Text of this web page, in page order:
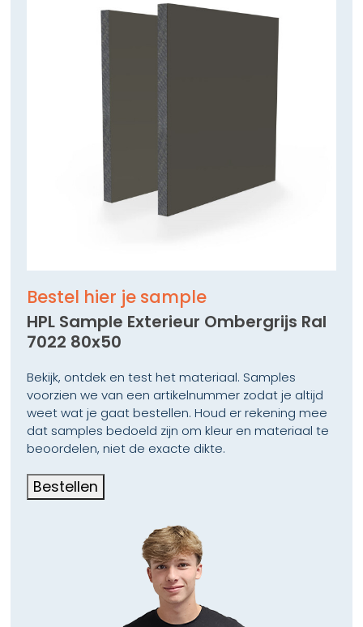
Bestel hier je sample
HPL Sample Exterieur Ombergrijs Ral
7022 80x50
Bekijk, ontdek en test het materiaal. Samples
voorzien we van een artikelnummer zodat je altijd
weet wat je gaat bestellen. Houd er rekening mee
dat samples bedoeld zijn om kleur en materiaal te
beoordelen, niet de exacte dikte.
Bestellen